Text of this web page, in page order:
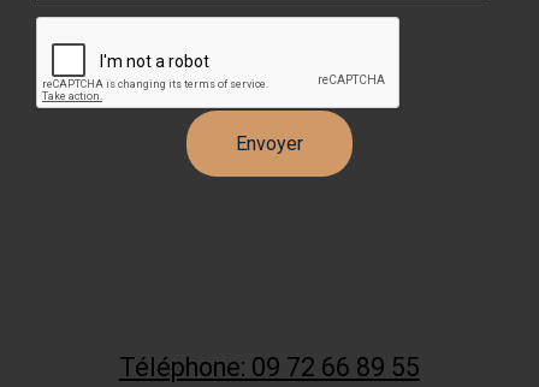
Téléphone: 09 72 66 89 55